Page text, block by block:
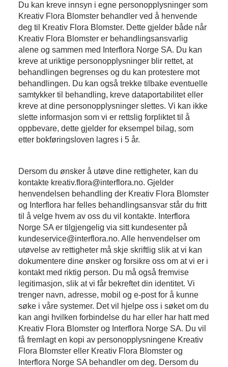
Du kan kreve innsyn i egne personopplysninger som
Kreativ Flora Blomster behandler ved å henvende
deg til Kreativ Flora Blomster. Dette gjelder både når
Kreativ Flora Blomster er behandlingsansvarlig
alene og sammen med Interflora Norge SA. Du kan
kreve at uriktige personopplysninger blir rettet, at
behandlingen begrenses og du kan protestere mot
behandlingen. Du kan også trekke tilbake eventuelle
samtykker til behandling, kreve dataportabilitet eller
kreve at dine personopplysninger slettes. Vi kan ikke
slette informasjon som vi er rettslig forpliktet til å
oppbevare, dette gjelder for eksempel bilag, som
etter bokføringsloven lagres i 5 år.
Dersom du ønsker å utøve dine rettigheter, kan du
kontakte kreativ.flora@interflora.no. Gjelder
henvendelsen behandling der Kreativ Flora Blomster
og Interflora har felles behandlingsansvar står du fritt
til å velge hvem av oss du vil kontakte. Interflora
Norge SA er tilgjengelig via sitt kundesenter på
kundeservice@interflora.no. Alle henvendelser om
utøvelse av rettigheter må skje skriftlig slik at vi kan
dokumentere dine ønsker og forsikre oss om at vi er i
kontakt med riktig person. Du må også fremvise
legitimasjon, slik at vi får bekreftet din identitet. Vi
trenger navn, adresse, mobil og e-post for å kunne
søke i våre systemer. Det vil hjelpe oss i søket om du
kan angi hvilken forbindelse du har eller har hatt med
Kreativ Flora Blomster og Interflora Norge SA. Du vil
få fremlagt en kopi av personopplysningene Kreativ
Flora Blomster eller Kreativ Flora Blomster og
Interflora Norge SA behandler om deg. Dersom du